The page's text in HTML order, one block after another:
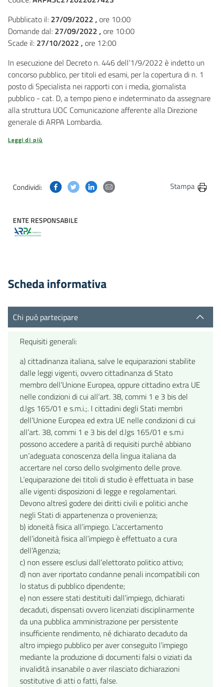
Pubblicato il: 27/09/2022 , ore 10:00
Domande dal: 27/09/2022 , ore 10:00
Scade il: 27/10/2022 , ore 12:00
In esecuzione del Decreto n. 446 dell’1/9/2022 è indetto un
concorso pubblico, per titoli ed esami, per la copertura di n. 1
posto di Specialista nei rapporti con i media, giornalista
pubblico - cat. D, a tempo pieno e indeterminato da assegnare
alla struttura UOC Comunicazione afferente alla Direzione
generale di ARPA Lombardia.
Leggi di più
Condividi: Condividi questa pagina su Facebook
Condividi questa pagina su Twitter
Condividi questa pagina su Linkedin
Condividi questa pagina via
Stampa
ENTE RESPONSABILE
Scheda informativa
Chi può partecipare
Requisiti generali:
a) cittadinanza italiana, salve le equiparazioni stabilite
dalle leggi vigenti, ovvero cittadinanza di Stato
membro dell’Unione Europea, oppure cittadino extra UE
nelle condizioni di cui all’art. 38, commi 1 e 3 bis del
d.lgs 165/01 e s.m.i.;. I cittadini degli Stati membri
dell’Unione Europea ed extra UE nelle condizioni di cui
all’art. 38, commi 1 e 3 bis del d.lgs 165/01 e s.m.i
possono accedere a parità di requisiti purché abbiano
un’adeguata conoscenza della lingua italiana da
accertare nel corso dello svolgimento delle prove.
L’equiparazione dei titoli di studio è effettuata in base
alle vigenti disposizioni di legge e regolamentari.
Devono altresì godere dei diritti civili e politici anche
negli Stati di appartenenza o provenienza;
b) idoneità fisica all’impiego. L’accertamento
dell’idoneità fisica all’impiego è effettuato a cura
dell’Agenzia;
c) non essere esclusi dall’elettorato politico attivo;
d) non aver riportato condanne penali incompatibili con
lo status di pubblico dipendente;
e) non essere stati destituiti dall’impiego, dichiarati
decaduti, dispensati ovvero licenziati disciplinarmente
da una pubblica amministrazione per persistente
insufficiente rendimento, né dichiarato decaduto da
altro impiego pubblico per aver conseguito l’impiego
mediante la produzione di documenti falsi o viziati da
invalidità insanabile o aver rilasciato dichiarazioni
sostitutive di atti o fatti, false.